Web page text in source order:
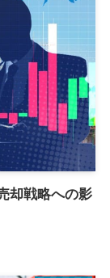
却戦略への影